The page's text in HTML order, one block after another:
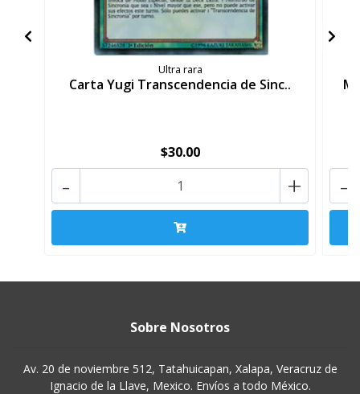
Ultra rara
Carta Yugi Transcendencia de Sinc..
$30.00
+
- -
Sobre Nosotros
Av. 20 de noviembre 512, Tatahuicapan, Xalapa, Veracruz de
Ignacio de la Llave, Mexico. Envíos a todo México.